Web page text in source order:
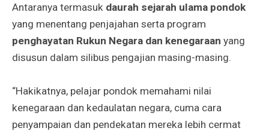
Antaranya termasuk daurah sejarah ulama pondok
yang menentang penjajahan serta program
penghayatan Rukun Negara dan kenegaraan yang
disusun dalam silibus pengajian masing-masing.
“Hakikatnya, pelajar pondok memahami nilai
kenegaraan dan kedaulatan negara, cuma cara
penyampaian dan pendekatan mereka lebih cermat